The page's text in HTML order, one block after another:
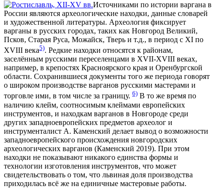
Источниками по истории варгана в
России являются археологические находки, данные словарей
и художественной литературы. Археология фиксирует
варганы в русских городах, таких как Новгород Великий,
Псков, Старая Руса, Можайск, Тверь и т.д., в период с XI по
XVIII века5). Редкие находки относятся к районам,
заселённым русскими переселенцами в XVII-XVIII веках,
например, в крепостях Красноярского края и Оренбургской
области. Сохранившиеся документы того же периода говорят
о широком производстве варганов русскими мастерами и
торговле ими, в том числе за границу. 6) В то же время по
наличию клейм, соотносимым клеймами европейских
инструментов, и находкам варганов в Новгороде среди
других западноевропейских предметов археолог и
инструменталист А. Каменский делает вывод о возможности
западноевропейского происхождения новгородских
археологических варганов (Каменский 2019). При этом
находки не показывают никакого единства формы и
технологии изготовления инструментов, что может
свидетельствовать о том, что львиная доля производства
приходилась всё же на единичные мастеровые работы.